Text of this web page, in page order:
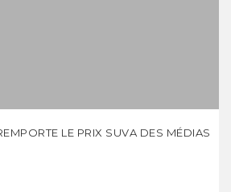
LE PRIX SUVA DES MÉDIAS